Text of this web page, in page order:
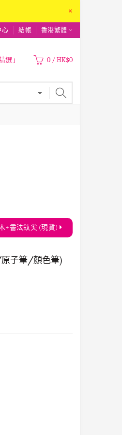
×
心 結帳 香港繁體
選」 0 / HK$0
+書法鈦尖 (現貨)
子筆/顏色筆)